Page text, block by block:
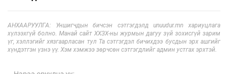
АНХААРУУЛГА: Уншигчдын бичсэн сэтгэгдэлд unuudur.mn хариуцлага
хүлээхгүй болно. Манай сайт ХХЗХ-ны журмын дагуу зүй зохисгүй зарим
үг, хэллэгийг хязгаарласан тул Та сэтгэгдэл бичихдээ бусдын эрх ашгийг
хүндэтгэн үзнэ үү. Хэм хэмжээ зөрчсөн сэтгэгдлийг админ устгах эрхтэй.